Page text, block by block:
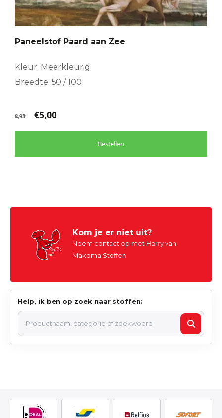
Paneelstof Paard aan Zee
Kleur: Meerkleurig
Breedte: 50 / 100
8,95 €5,00
Bestellen
Kom je er niet uit?
Neem contact op met Harry van
Makoma Stoffen
Help, ik ben op zoek naar stoffen: